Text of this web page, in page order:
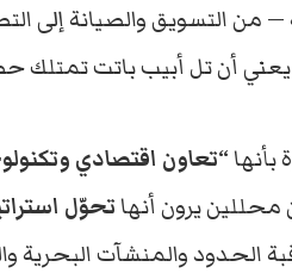
من التسويق والصيانة إلى
يعني أن تل أبيب باتت تمتلك
“تعاون اقتصادي
محللين يرون أنها تحوّل
الحدود والمنشآت